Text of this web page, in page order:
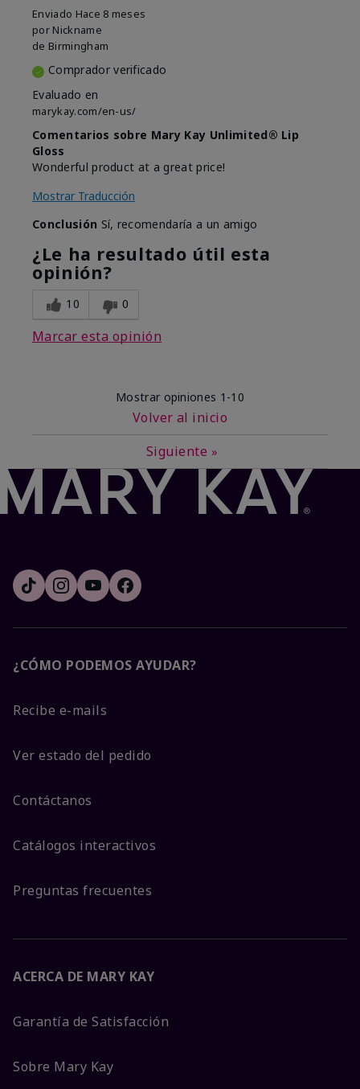
Enviado Hace 8 meses
por Nickname
de Birmingham
Comprador verificado
Evaluado en
marykay.com/en-us/
Comentarios sobre Mary Kay Unlimited® Lip
Gloss
Wonderful product at a great price!
Mostrar Traducción
Conclusión Sí, recomendaría a un amigo
¿Le ha resultado útil esta
opinión?
10 0
Marcar esta opinión
Mostrar opiniones 1-10
Volver al inicio
Siguiente »
¿CÓMO PODEMOS AYUDAR?
Recibe e-mails
Ver estado del pedido
Contáctanos
Catálogos interactivos
Preguntas frecuentes
ACERCA DE MARY KAY
Garantía de Satisfacción
Sobre Mary Kay